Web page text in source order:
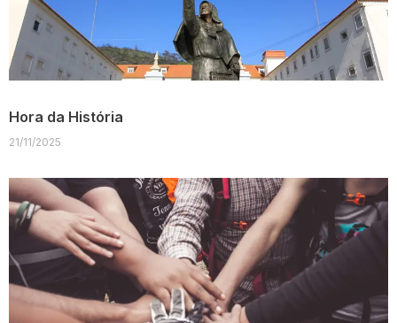
Hora da História
21/11/2025